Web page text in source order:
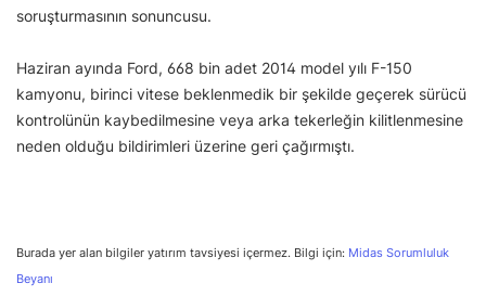
soruşturmasının sonuncusu.
Haziran ayında Ford, 668 bin adet 2014 model yılı F-150
kamyonu, birinci vitese beklenmedik bir şekilde geçerek sürücü
kontrolünün kaybedilmesine veya arka tekerleğin kilitlenmesine
neden olduğu bildirimleri üzerine geri çağırmıştı.
Burada yer alan bilgiler yatırım tavsiyesi içermez. Bilgi için: Midas Sorumluluk
Beyanı